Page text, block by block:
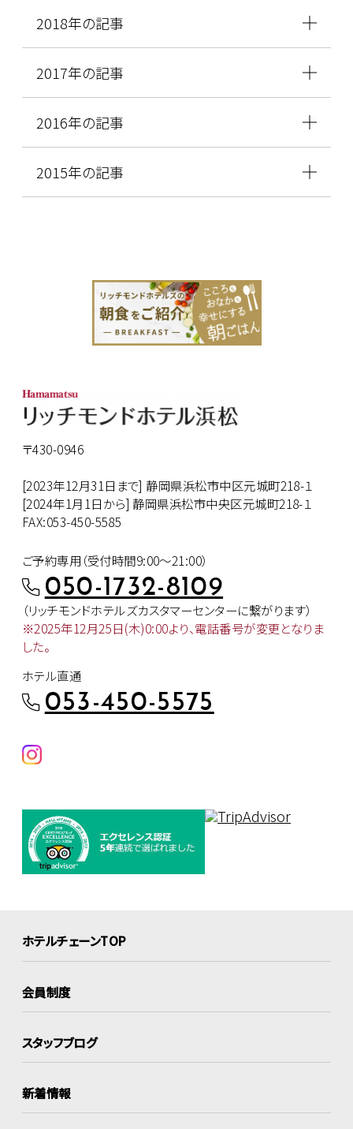
2018年の記事
2017年の記事
2016年の記事
2015年の記事
〒430-0946
[2023年12月31日まで] 静岡県浜松市中区元城町218-１
[2024年1月1日から] 静岡県浜松市中央区元城町218-１
FAX:053-450-5585
ご予約専用（受付時間9:00～21:00）
050-1732-8109
（リッチモンドホテルズカスタマーセンターに繋がります）
※2025年12月25日(木)0:00より、電話番号が変更となりま
した。
ホテル直通
053-450-5575
ホテルチェーンTOP
会員制度
スタッフブログ
新着情報